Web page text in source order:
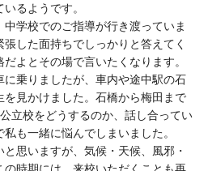
るようです。
学校でのご指導が行き渡っていま
した面持ちでしっかりと答えてく
よとその場で言いたくなります。
乗りましたが、車内や途中駅の石
見かけました。石橋から梅田まで
立校をどうするのか、話し合ってい
も一緒に悩んでしまいました。
思いますが、気候・天候、風邪・